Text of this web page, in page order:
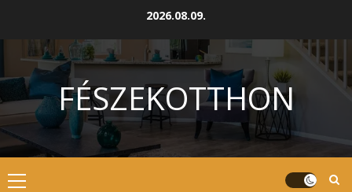
2026.08.09.
FÉSZEKOTTHON
Primary